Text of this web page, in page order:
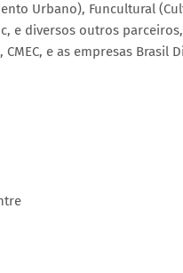
Urbano), Funcultural
e diversos outros
CMEC, e as empresas